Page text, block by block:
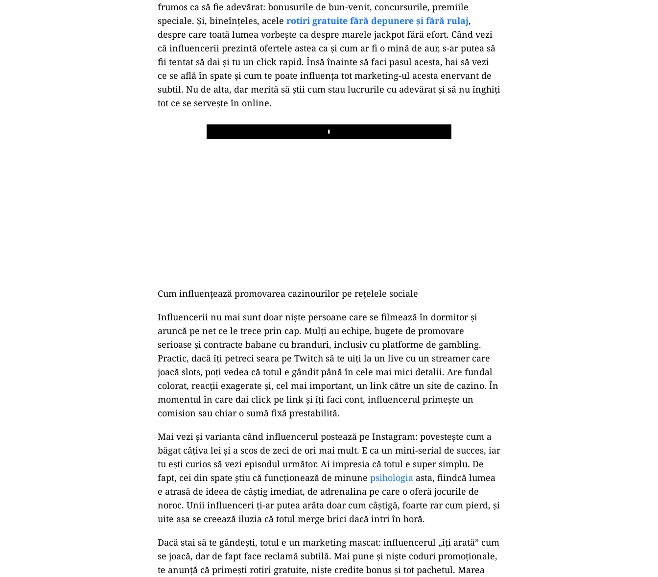
frumos ca să fie adevărat: bonusurile de bun-venit, concursurile, premiile
speciale. Și, bineînțeles, acele rotiri gratuite fără depunere și fără rulaj,
despre care toată lumea vorbește ca despre marele jackpot fără efort. Când vezi
că influencerii prezintă ofertele astea ca și cum ar fi o mină de aur, s-ar putea să
fii tentat să dai și tu un click rapid. Însă înainte să faci pasul acesta, hai să vezi
ce se află în spate și cum te poate influența tot marketing-ul acesta enervant de
subtil. Nu de alta, dar merită să știi cum stau lucrurile cu adevărat și să nu înghiți
tot ce se servește în online.
Play
Cum influențează promovarea cazinourilor pe rețelele sociale
Influencerii nu mai sunt doar niște persoane care se filmează în dormitor și
aruncă pe net ce le trece prin cap. Mulți au echipe, bugete de promovare
serioase și contracte babane cu branduri, inclusiv cu platforme de gambling.
Practic, dacă îți petreci seara pe Twitch să te uiți la un live cu un streamer care
joacă slots, poți vedea că totul e gândit până în cele mai mici detalii. Are fundal
colorat, reacții exagerate și, cel mai important, un link către un site de cazino. În
momentul în care dai click pe link și îți faci cont, influencerul primește un
comision sau chiar o sumă fixă prestabilită.
Mai vezi și varianta când influencerul postează pe Instagram: povestește cum a
băgat câțiva lei și a scos de zeci de ori mai mult. E ca un mini-serial de succes, iar
tu ești curios să vezi episodul următor. Ai impresia că totul e super simplu. De
fapt, cei din spate știu că funcționează de minune psihologia asta, fiindcă lumea
e atrasă de ideea de câștig imediat, de adrenalina pe care o oferă jocurile de
noroc. Unii influenceri ți-ar putea arăta doar cum câștigă, foarte rar cum pierd, și
uite așa se creează iluzia că totul merge brici dacă intri în horă.
Dacă stai să te gândești, totul e un marketing mascat: influencerul „îți arată” cum
se joacă, dar de fapt face reclamă subtilă. Mai pune și niște coduri promoționale,
te anunță că primești rotiri gratuite, niște credite bonus și tot pachetul. Marea